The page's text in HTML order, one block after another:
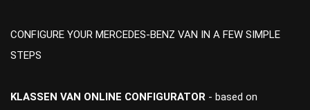
CONFIGURE YOUR MERCEDES-BENZ VAN IN A FEW SIMPLE
STEPS
KLASSEN VAN ONLINE CONFIGURATOR - based on